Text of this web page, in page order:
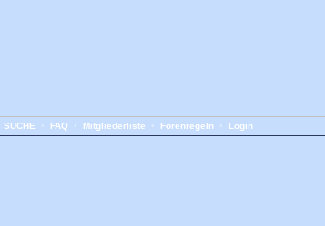
SUCHE FAQ Mitgliederliste Forenregeln• Login